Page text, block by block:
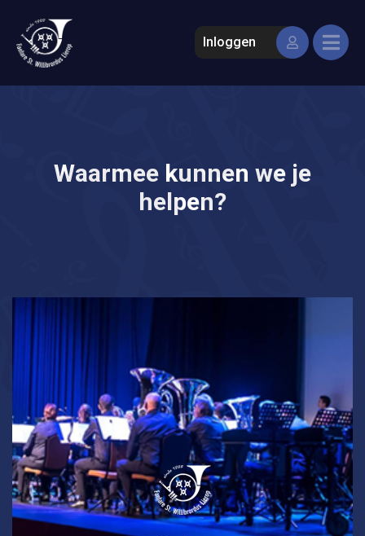
Inloggen
Waarmee kunnen we je
helpen?